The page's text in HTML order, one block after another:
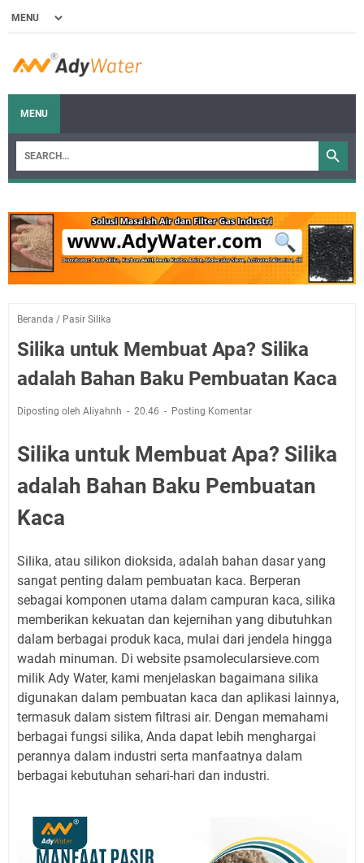
MENU
Beranda / Pasir Silika
Silika untuk Membuat Apa? Silika
adalah Bahan Baku Pembuatan Kaca
Diposting oleh Aliyahnh 20.46 Posting Komentar
Silika untuk Membuat Apa? Silika
adalah Bahan Baku Pembuatan
Kaca
Silika, atau silikon dioksida, adalah bahan dasar yang
sangat penting dalam pembuatan kaca. Berperan
sebagai komponen utama dalam campuran kaca, silika
memberikan kekuatan dan kejernihan yang dibutuhkan
dalam berbagai produk kaca, mulai dari jendela hingga
wadah minuman. Di website psamolecularsieve.com
milik Ady Water, kami menjelaskan bagaimana silika
digunakan dalam pembuatan kaca dan aplikasi lainnya,
termasuk dalam sistem filtrasi air. Dengan memahami
berbagai fungsi silika, Anda dapat lebih menghargai
perannya dalam industri serta manfaatnya dalam
berbagai kebutuhan sehari-hari dan industri.